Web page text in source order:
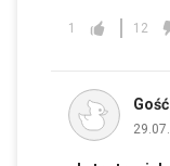
1 12
Gość